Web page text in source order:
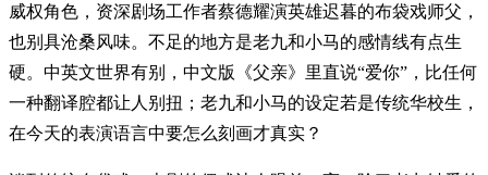
威权角色，资深剧场工作者蔡德耀演英雄迟暮的布袋戏师父，
也别具沧桑风味。不足的地方是老九和小马的感情线有点生
硬。中英文世界有别，中文版《父亲》里直说“爱你”，比任何
一种翻译腔都让人别扭；老九和小马的设定若是传统华校生，
在今天的表演语言中要怎么刻画才真实？